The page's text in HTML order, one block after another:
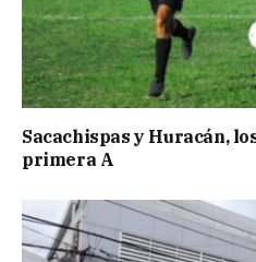
Sacachispas y Huracán,
primera A